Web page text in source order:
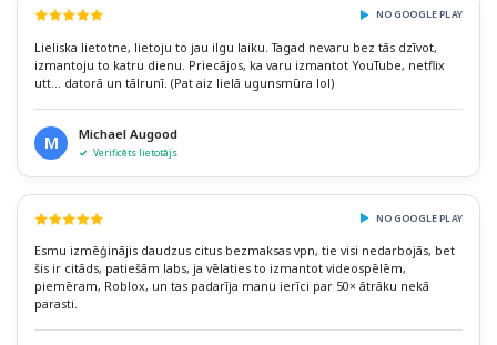
NO GOOGLE PLAY
Lieliska lietotne, lietoju to jau ilgu laiku. Tagad nevaru bez tās dzīvot,
izmantoju to katru dienu. Priecājos, ka varu izmantot YouTube, netflix
utt... datorā un tālrunī. (Pat aiz lielā ugunsmūra lol)
M Michael Augood
Verificēts lietotājs
NO GOOGLE PLAY
Esmu izmēģinājis daudzus citus bezmaksas vpn, tie visi nedarbojās, bet
šis ir citāds, patiešām labs, ja vēlaties to izmantot videospēlēm,
piemēram, Roblox, un tas padarīja manu ierīci par 50× ātrāku nekā
parasti.